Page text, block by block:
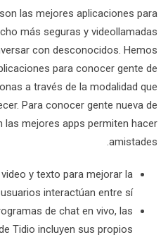
las mejores aplicaciones para
más seguras y videollamadas
con desconocidos. Hemos
para conocer gente de
a través de la modalidad que
Para conocer gente nueva de
las mejores apps permiten hacer
amistades.
y texto para mejorar la
interactúan entre sí.
de chat en vivo, las
Tidio incluyen sus propios